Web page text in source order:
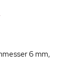
6 mm,